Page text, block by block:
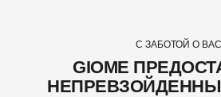
С ЗАБОТОЙ О ВАС
GIOME